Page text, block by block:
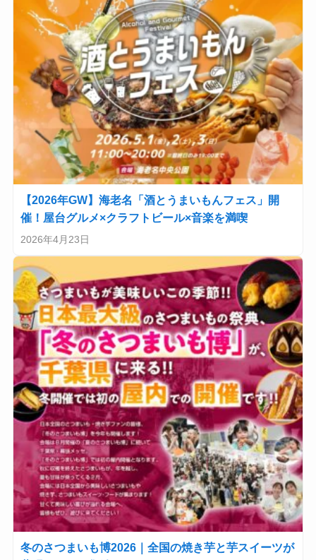
【2026年GW】海老名「酒とうまいもんフェス」開
催！屋台グルメ×クラフトビール×音楽を満喫
2026年4月23日
冬のさつまいも博2026｜全国の焼き芋と芋スイーツが